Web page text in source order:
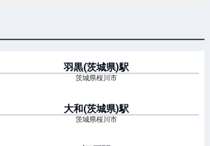
羽黒(茨城県)駅
茨城県桜川市
大和(茨城県)駅
茨城県桜川市